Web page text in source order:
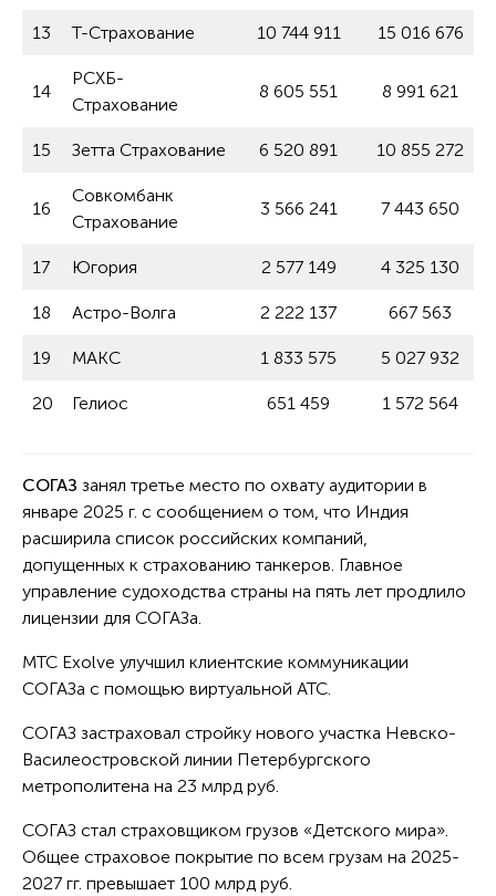
13 Т-Страхование 10 744 911 15 016 676
14
РСХБ-
Страхование
8 605 551 8 991 621
15 Зетта Страхование 6 520 891 10 855 272
16
Совкомбанк
Страхование
3 566 241 7 443 650
17 Югория 2 577 149 4 325 130
18 Астро-Волга 2 222 137 667 563
19 МАКС 1 833 575 5 027 932
20 Гелиос 651 459 1 572 564
СОГАЗ занял третье место по охвату аудитории в
январе 2025 г. с сообщением о том, что Индия
расширила список российских компаний,
допущенных к страхованию танкеров. Главное
управление судоходства страны на пять лет продлило
лицензии для СОГАЗа.
МТС Exolve улучшил клиентские коммуникации
СОГАЗа с помощью виртуальной АТС.
СОГАЗ застраховал стройку нового участка Невско-
Василеостровской линии Петербургского
метрополитена на 23 млрд руб.
СОГАЗ стал страховщиком грузов «Детского мира».
Общее страховое покрытие по всем грузам на 2025-
2027 гг. превышает 100 млрд руб.